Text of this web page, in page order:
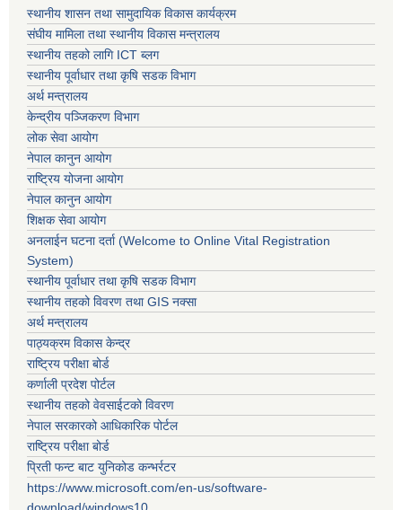
स्थानीय शासन तथा सामुदायिक विकास कार्यक्रम
संघीय मामिला तथा स्थानीय विकास मन्त्रालय
स्थानीय तहको लागि ICT ब्लग
स्थानीय पूर्वाधार तथा कृषि सडक विभाग
अर्थ मन्त्रालय
केन्द्रीय पञ्जिकरण विभाग
लोक सेवा आयोग
नेपाल कानुन आयोग
राष्ट्रिय योजना आयोग
नेपाल कानुन आयोग
शिक्षक सेवा आयोग
अनलाईन घटना दर्ता (Welcome to Online Vital Registration
System)
स्थानीय पूर्वाधार तथा कृषि सडक विभाग
स्थानीय तहको विवरण तथा GIS नक्सा
अर्थ मन्त्रालय
पाठ्यक्रम विकास केन्द्र
राष्ट्रिय परीक्षा बोर्ड
कर्णाली प्रदेश पोर्टल
स्थानीय तहको वेवसाईटको विवरण
नेपाल सरकारको आधिकारिक पोर्टल
राष्ट्रिय परीक्षा बोर्ड
प्रिती फन्ट बाट युनिकोड कन्भर्रटर
https://www.microsoft.com/en-us/software-